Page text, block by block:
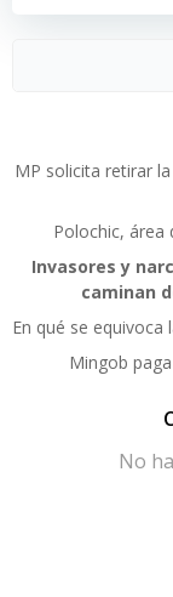
MP solicita retirar
Polochic, área
Invasores y
caminan
En qué se equivoca
Mingob
No